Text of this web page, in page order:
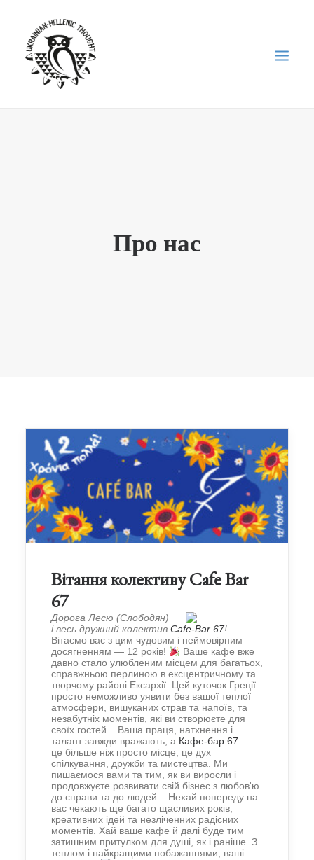
“ВІСНИК”/”ΑΓΓΕΛΙΑΦΌΡΟΣ”Про нас
Вітання колективу Cafe Bar
67
Дорога Лесю (Слободян)
і весь дружний колектив Cafe-Bar 67!
Вітаємо вас з цим чудовим і неймовірним
досягненням — 12 років!
Ваше кафе вже
давно стало улюбленим місцем для багатьох,
справжньою перлиною в ексцентричному та
творчому районі Ексархії. Цей куточок Греції
просто неможливо уявити без вашої теплої
атмосфери, вишуканих страв та напоїв, та
незабутніх моментів, які ви створюєте для
своїх гостей.
Ваша праця, натхнення і
талант завжди вражають, а Кафе-бар 67 —
це більше ніж просто місце, це дух
спілкування, дружби та мистецтва. Ми
пишаємося вами та тим, як ви виросли і
продовжуєте розвивати свій бізнес з любов'ю
до справи та до людей.
Нехай попереду на
вас чекають ще багато щасливих років,
креативних ідей та незліченних радісних
моментів. Хай ваше кафе й далі буде тим
затишним притулком для душі, як і раніше. З
теплом і найкращими побажаннями, ваші